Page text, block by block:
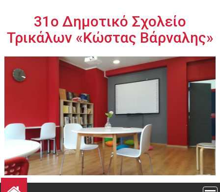
περιεχόμενο31ο Δημοτικό Σχολείο
Τρικάλων «Κώστας Βάρναλης»